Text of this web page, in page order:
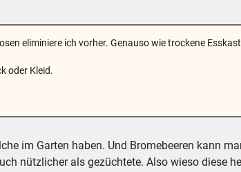
eliminiere ich vorher. Genauso wie trockene
oder Kleid.
im Garten haben. Und Bromebeeren kann
nützlicher als gezüchtete. Also wieso diese